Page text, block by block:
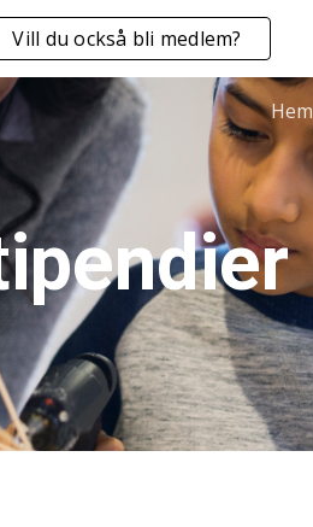
Vill du också bli medlem?
Hem